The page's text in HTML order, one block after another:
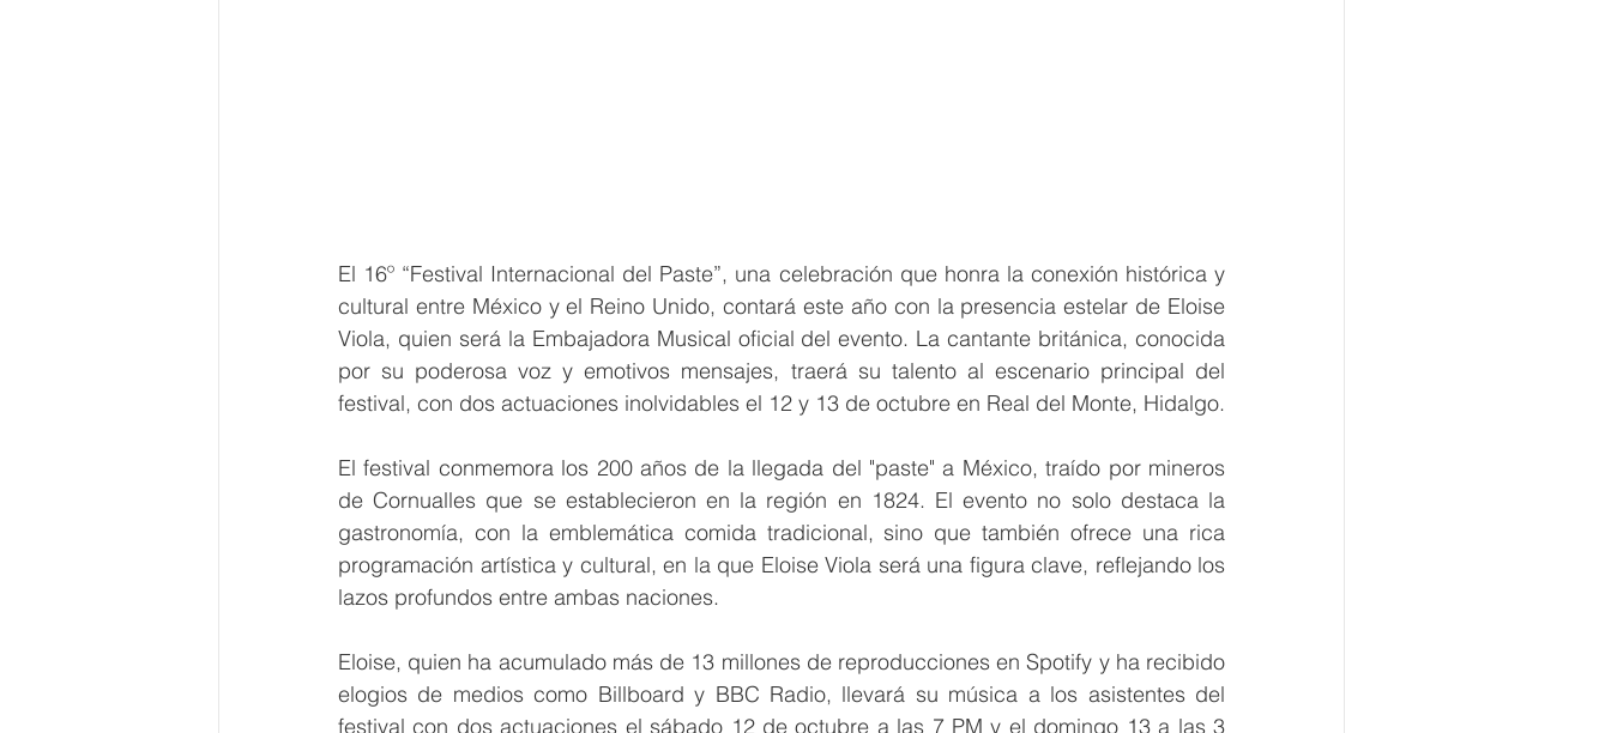
El 16º “Festival Internacional del Paste”, una celebración que honra la conexión histórica y
cultural entre México y el Reino Unido, contará este año con la presencia estelar de Eloise
Viola, quien será la Embajadora Musical oficial del evento. La cantante británica, conocida
por su poderosa voz y emotivos mensajes, traerá su talento al escenario principal del
festival, con dos actuaciones inolvidables el 12 y 13 de octubre en Real del Monte, Hidalgo.
El festival conmemora los 200 años de la llegada del "paste" a México, traído por mineros
de Cornualles que se establecieron en la región en 1824. El evento no solo destaca la
gastronomía, con la emblemática comida tradicional, sino que también ofrece una rica
programación artística y cultural, en la que Eloise Viola será una figura clave, reflejando los
lazos profundos entre ambas naciones.
Eloise, quien ha acumulado más de 13 millones de reproducciones en Spotify y ha recibido
elogios de medios como Billboard y BBC Radio, llevará su música a los asistentes del
festival con dos actuaciones el sábado 12 de octubre a las 7 PM y el domingo 13 a las 3